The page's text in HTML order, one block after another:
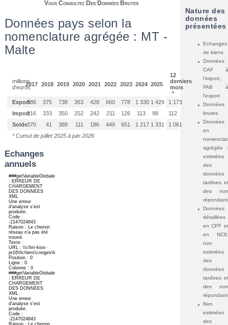
Nature des
données
présentées
Echanges
de biens
Données
CAF à
l'import,
FAB à
l'export
Données
brutes
Données
en
agrégée :
estimées
des
données
tardives et
des non
Données
détaillées
en CPF et
en NC8:
non
estimées
des
données
tardives et
des non
Non
estimées
des
Vous Consultez Des Données Brutes
Données pays selon la
nomenclature agrégée : MT -
Malte
millions
d'euros2017 2018 2019 2020 2021 2022 2023 2024 2025
12
derniers
mois
*
Export586 375 738 363 428 660 778 1 330 1 429
1 173
Import216 333 350 252 242 211 126 113 98
112
Solde370 41 388 111 186 449 651 1 217 1 331
1 061
* Cumul de juillet 2025 à juin 2026
Echanges
annuels